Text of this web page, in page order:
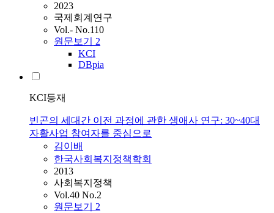
2023
국제회계연구
Vol.- No.110
원문보기 2
KCI
DBpia
KCI등재
빈곤의 세대간 이전 과정에 관한 생애사 연구: 30~40대
자활사업 참여자를 중심으로
김이배
한국사회복지정책학회
2013
사회복지정책
Vol.40 No.2
원문보기 2